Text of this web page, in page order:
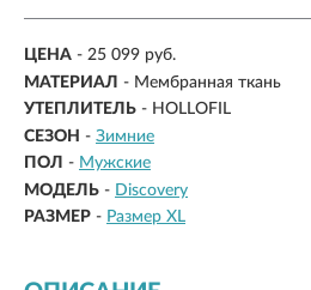
ЦЕНА - 25 099 руб.
МАТЕРИАЛ - Мембранная ткань
УТЕПЛИТЕЛЬ - HOLLOFIL
СЕЗОН - Зимние
ПОЛ - Мужские
МОДЕЛЬ - Discovery
РАЗМЕР - Размер XL